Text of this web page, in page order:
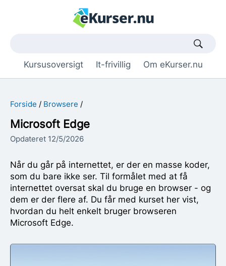
Kursusoversigt It-frivillig Om eKurser.nu
Forside Browsere
Microsoft Edge
Opdateret 12/5/2026
Når du går på internettet, er der en masse koder,
som du bare ikke ser. Til formålet med at få
internettet oversat skal du bruge en browser - og
dem er der flere af. Du får med kurset her vist,
hvordan du helt enkelt bruger browseren
Microsoft Edge.